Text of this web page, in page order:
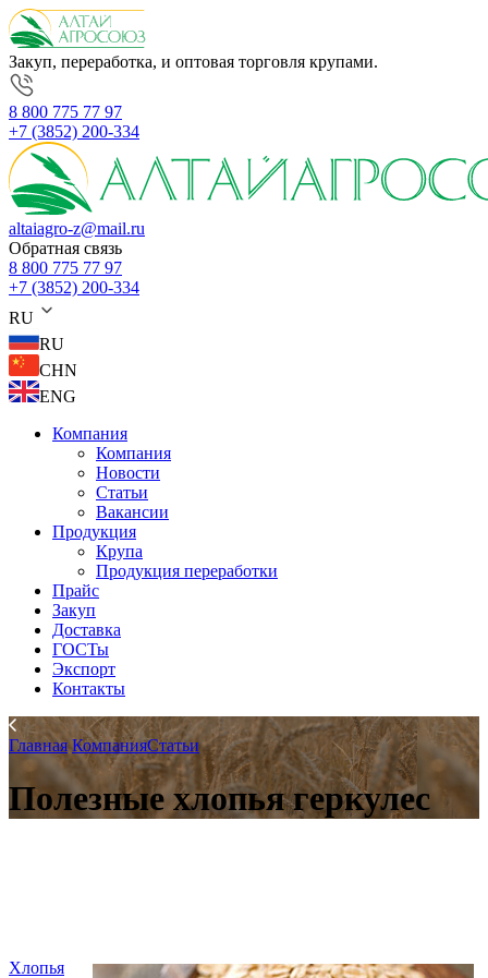
Закуп, переработка, и оптовая торговля крупами.
8 800 775 77 97
+7 (3852) 200-334
altaiagro-z@mail.ru
Обратная связь
8 800 775 77 97
+7 (3852) 200-334
RU
RU
CHN
ENG
Компания
Компания
Новости
Статьи
Вакансии
Продукция
Крупа
Продукция переработки
Прайс
Закуп
Доставка
ГОСТы
Экспорт
Контакты
Главная КомпанияСтатьи
Полезные хлопья геркулес
Хлопья